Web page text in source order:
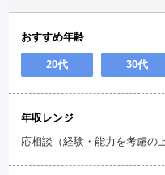
おすすめ年齢
20代 30代
年収レンジ
応相談（経験・能力を考慮の